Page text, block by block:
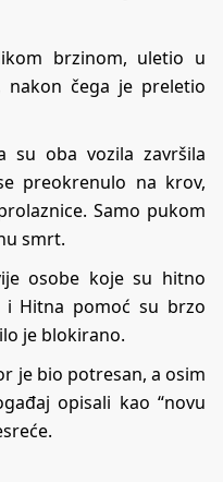
brzinom, uletio u
čega je preletio
oba vozila završila
preokrenulo na krov,
Samo pukom
smrt.
osobe koje su hitno
i Hitna pomoć su brzo
je blokirano.
je bio potresan, a osim
opisali kao “novu